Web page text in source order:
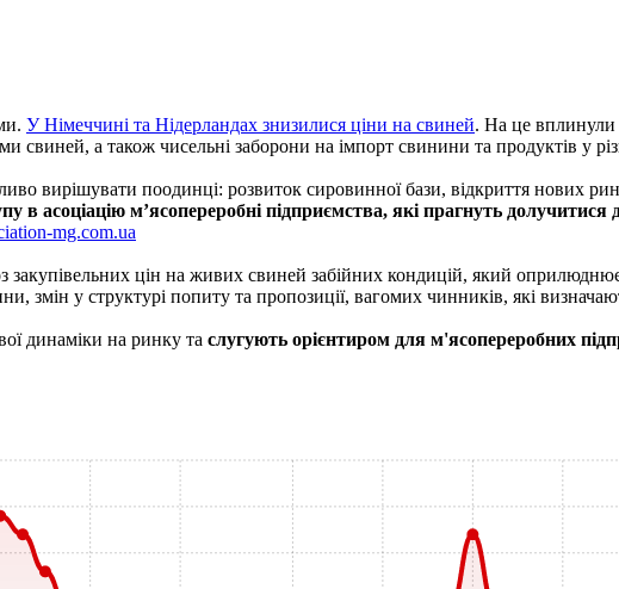
У Німеччині та Нідерландах знизилися ціни на свиней. На це вплинули
свиней, а також чисельні заборони на імпорт свинини та продуктів у
вирішувати поодинці: розвиток сировинної бази, відкриття нових
в асоціацію м’ясопереробні підприємства, які прагнуть
mg.com.ua
закупівельних цін на живих свиней забійних кондицій, який оприлюднює
змін у структурі попиту та пропозиції, вагомих чинників, які
динаміки на ринку та слугують орієнтиром для м'ясопереробних